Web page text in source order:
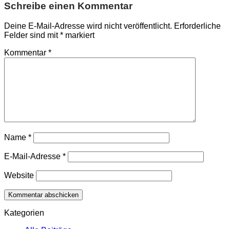
Schreibe einen Kommentar
Deine E-Mail-Adresse wird nicht veröffentlicht. Erforderliche
Felder sind mit* markiert
Kommentar *
Name *
E-Mail-Adresse *
Website
Kategorien